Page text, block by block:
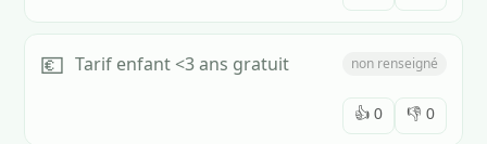
💶 Tarif enfant <3 ans gratuit non renseigné
👍 0 👎 0